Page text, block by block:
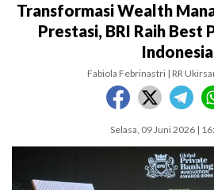
Transformasi Wealth
Prestasi, BRI Raih Best
Indonesia
Fabiola Febrinastri | RR
Selasa, 09 Juni 2026 |